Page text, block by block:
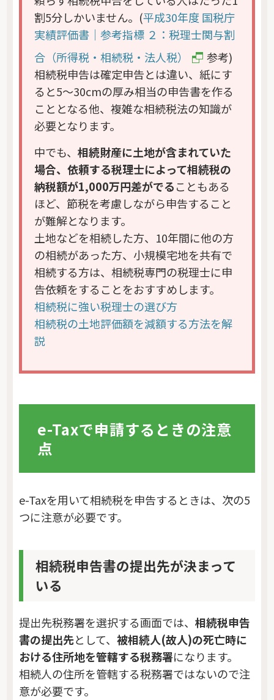
割5分しかいません。(平成30年度 国税庁
実績評価書｜参考指標 ２：税理士関与割
合（所得税・相続税・法人税）
参考)
相続税申告は確定申告とは違い、紙にす
ると5～30cmの厚み相当の申告書を作る
こととなる他、複雑な相続税法の知識が
必要となります。
中でも、相続財産に土地が含まれていた
場合、依頼する税理士によって相続税の
納税額が1,000万円差がでることもある
ほど、節税を考慮しながら申告すること
が難解となります。
土地などを相続した方、10年間に他の方
の相続があった方、小規模宅地を共有で
相続する方は、相続税専門の税理士に申
告依頼をすることをおすすめします。
相続税に強い税理士の選び方
相続税の土地評価額を減額する方法を解
説
e-Taxで申請するときの注意
点
e-Taxを用いて相続税を申告するときは、次の5
つに注意が必要です。
相続税申告書の提出先が決まって
いる
提出先税務署を選択する画面では、相続税申告
書の提出先として、被相続人(故人)の死亡時に
おける住所地を管轄する税務署になります。
相続人の住所を管轄する税務署ではないので注
意が必要です。